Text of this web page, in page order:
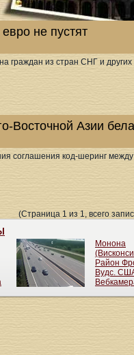
не пустят
граждан из стран СНГ и
Восточной Азии
соглашения код-шеринг
(Страница 1 из 1, всего